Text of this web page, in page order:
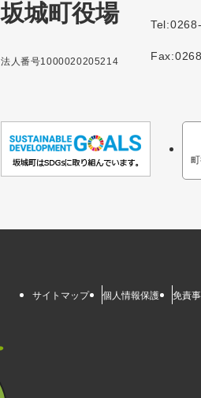
坂城町役場
法人番号1000020205214
サイトマップ 個人情報保護 免責